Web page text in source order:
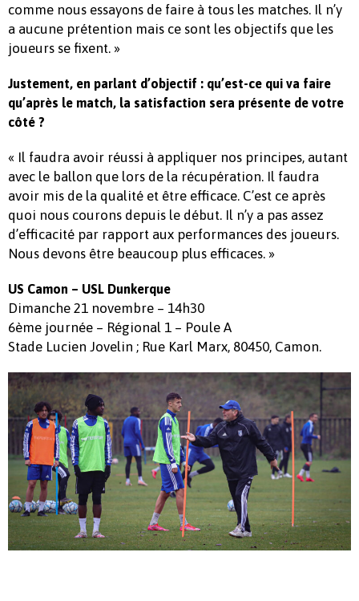
comme nous essayons de faire à tous les matches. Il n’y
a aucune prétention mais ce sont les objectifs que les
joueurs se fixent. »
Justement, en parlant d’objectif : qu’est-ce qui va faire
qu’après le match, la satisfaction sera présente de votre
côté ?
« Il faudra avoir réussi à appliquer nos principes, autant
avec le ballon que lors de la récupération. Il faudra
avoir mis de la qualité et être efficace. C’est ce après
quoi nous courons depuis le début. Il n’y a pas assez
d’efficacité par rapport aux performances des joueurs.
Nous devons être beaucoup plus efficaces. »
US Camon – USL Dunkerque
Dimanche 21 novembre – 14h30
6ème journée – Régional 1 – Poule A
Stade Lucien Jovelin ; Rue Karl Marx, 80450, Camon.